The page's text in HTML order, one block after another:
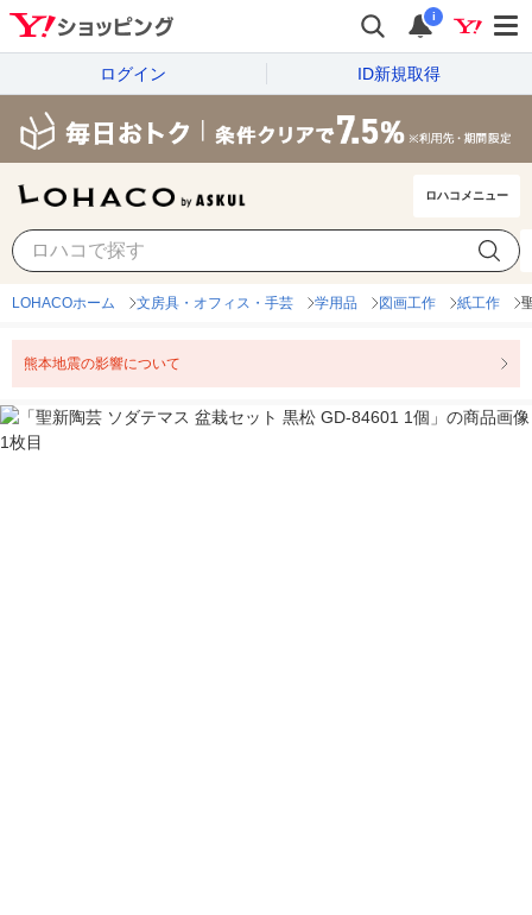
i
ログイン ID新規取得
ロハコメニュー
LOHACOホーム 文房具・オフィス・手芸 学用品 図画工作 紙工作
熊本地震の影響について